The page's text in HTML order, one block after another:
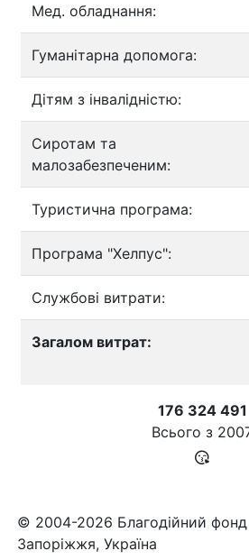
Мед. обладнання:
Гуманітарна допомога:
Дітям з інвалідністю:
Сиротам та
малозабезпеченим:
Туристична програма:
Програма "Хелпус":
Службові витрати:
Загалом витрат:
176 324 491
Всього з
© 2004-2026 Благодійний
Запоріжжя, Україна